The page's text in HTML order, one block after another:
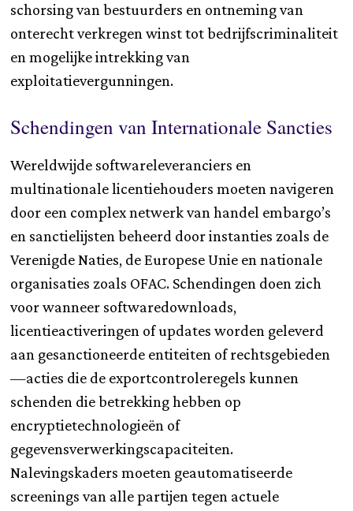
schorsing van bestuurders en ontneming van
onterecht verkregen winst tot bedrijfscriminaliteit
en mogelijke intrekking van
exploitatievergunningen.
Schendingen van Internationale Sancties
Wereldwijde softwareleveranciers en
multinationale licentiehouders moeten navigeren
door een complex netwerk van handel embargo’s
en sanctielijsten beheerd door instanties zoals de
Verenigde Naties, de Europese Unie en nationale
organisaties zoals OFAC. Schendingen doen zich
voor wanneer softwaredownloads,
licentieactiveringen of updates worden geleverd
aan gesanctioneerde entiteiten of rechtsgebieden
—acties die de exportcontroleregels kunnen
schenden die betrekking hebben op
encryptietechnologieën of
gegevensverwerkingscapaciteiten.
Nalevingskaders moeten geautomatiseerde
screenings van alle partijen tegen actuele